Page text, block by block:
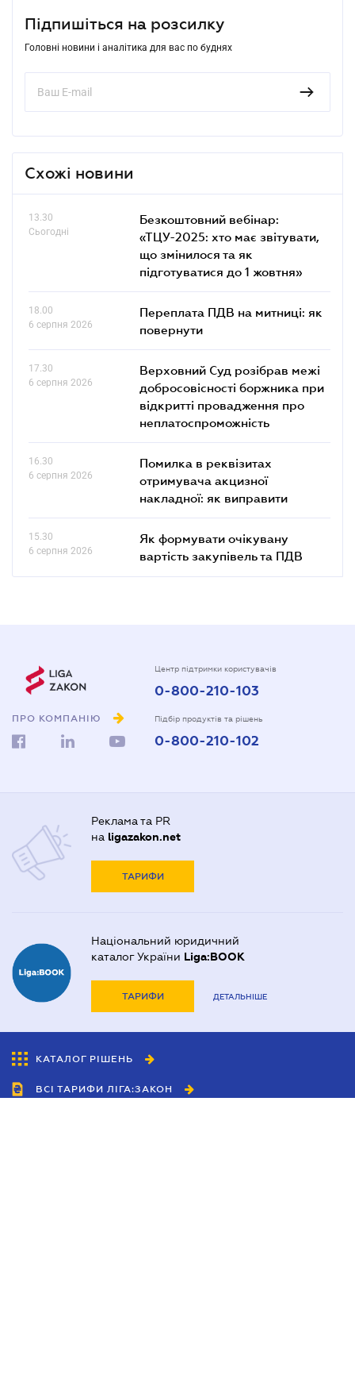
Підпишіться на розсилку
Головні новини і аналітика для вас по буднях
Схожі новини
13.30
Сьогодні
Безкоштовний вебінар:
«ТЦУ-2025: хто має звітувати,
що змінилося та як
підготуватися до 1 жовтня»
18.00
6 серпня 2026
Переплата ПДВ на митниці: як
повернути
17.30
6 серпня 2026
Верховний Суд розібрав межі
добросовісності боржника при
відкритті провадження про
неплатоспроможність
16.30
6 серпня 2026
Помилка в реквізитах
отримувача акцизної
накладної: як виправити
15.30
6 серпня 2026
Як формувати очікувану
вартість закупівель та ПДВ
ПРО КОМПАНІЮ
Центр підтримки користувачів
0-800-210-103
Підбір продуктів та рішень
0-800-210-102
Реклама та PR
на ligazakon.net
ТАРИФИ
Національний юридичний
каталог України Liga:BOOK
ТАРИФИ ДЕТАЛЬНІШЕ
КАТАЛОГ РІШЕНЬ
ВСІ ТАРИФИ ЛІГА:ЗАКОН